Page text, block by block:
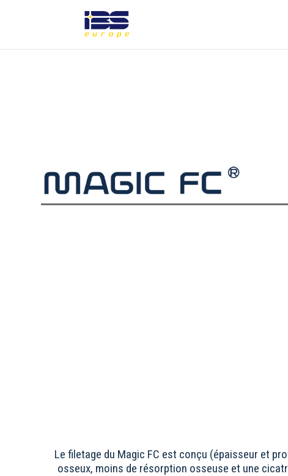
Le filetage du Magic FC est conçu (épaisseur et
osseux, moins de résorption osseuse et une